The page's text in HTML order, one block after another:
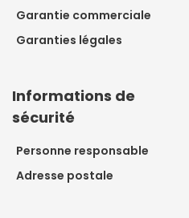
Garantie commerciale
Garanties légales
Informations de
sécurité
Personne responsable
Adresse postale